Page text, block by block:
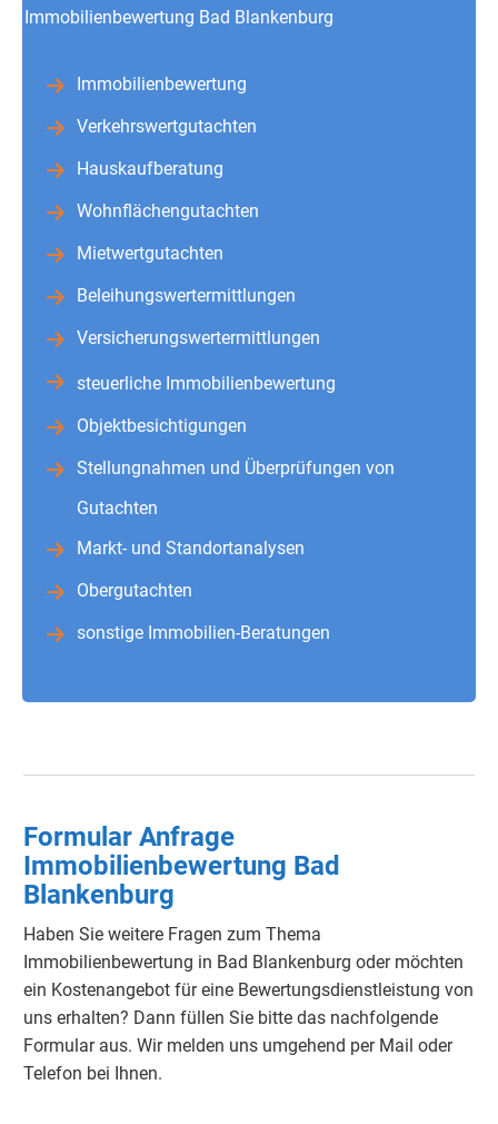
Immobilienbewertung Bad Blankenburg
Immobilienbewertung
Verkehrswertgutachten
Hauskaufberatung
Wohnflächengutachten
Mietwertgutachten
Beleihungswertermittlungen
Versicherungswertermittlungen
steuerliche Immobilienbewertung
Objektbesichtigungen
Stellungnahmen und Überprüfungen von
Gutachten
Markt- und Standortanalysen
Obergutachten
sonstige Immobilien-Beratungen
Formular Anfrage
Immobilienbewertung Bad
Blankenburg
Haben Sie weitere Fragen zum Thema
Immobilienbewertung in Bad Blankenburg oder möchten
ein Kostenangebot für eine Bewertungsdienstleistung von
uns erhalten? Dann füllen Sie bitte das nachfolgende
Formular aus. Wir melden uns umgehend per Mail oder
Telefon bei Ihnen.